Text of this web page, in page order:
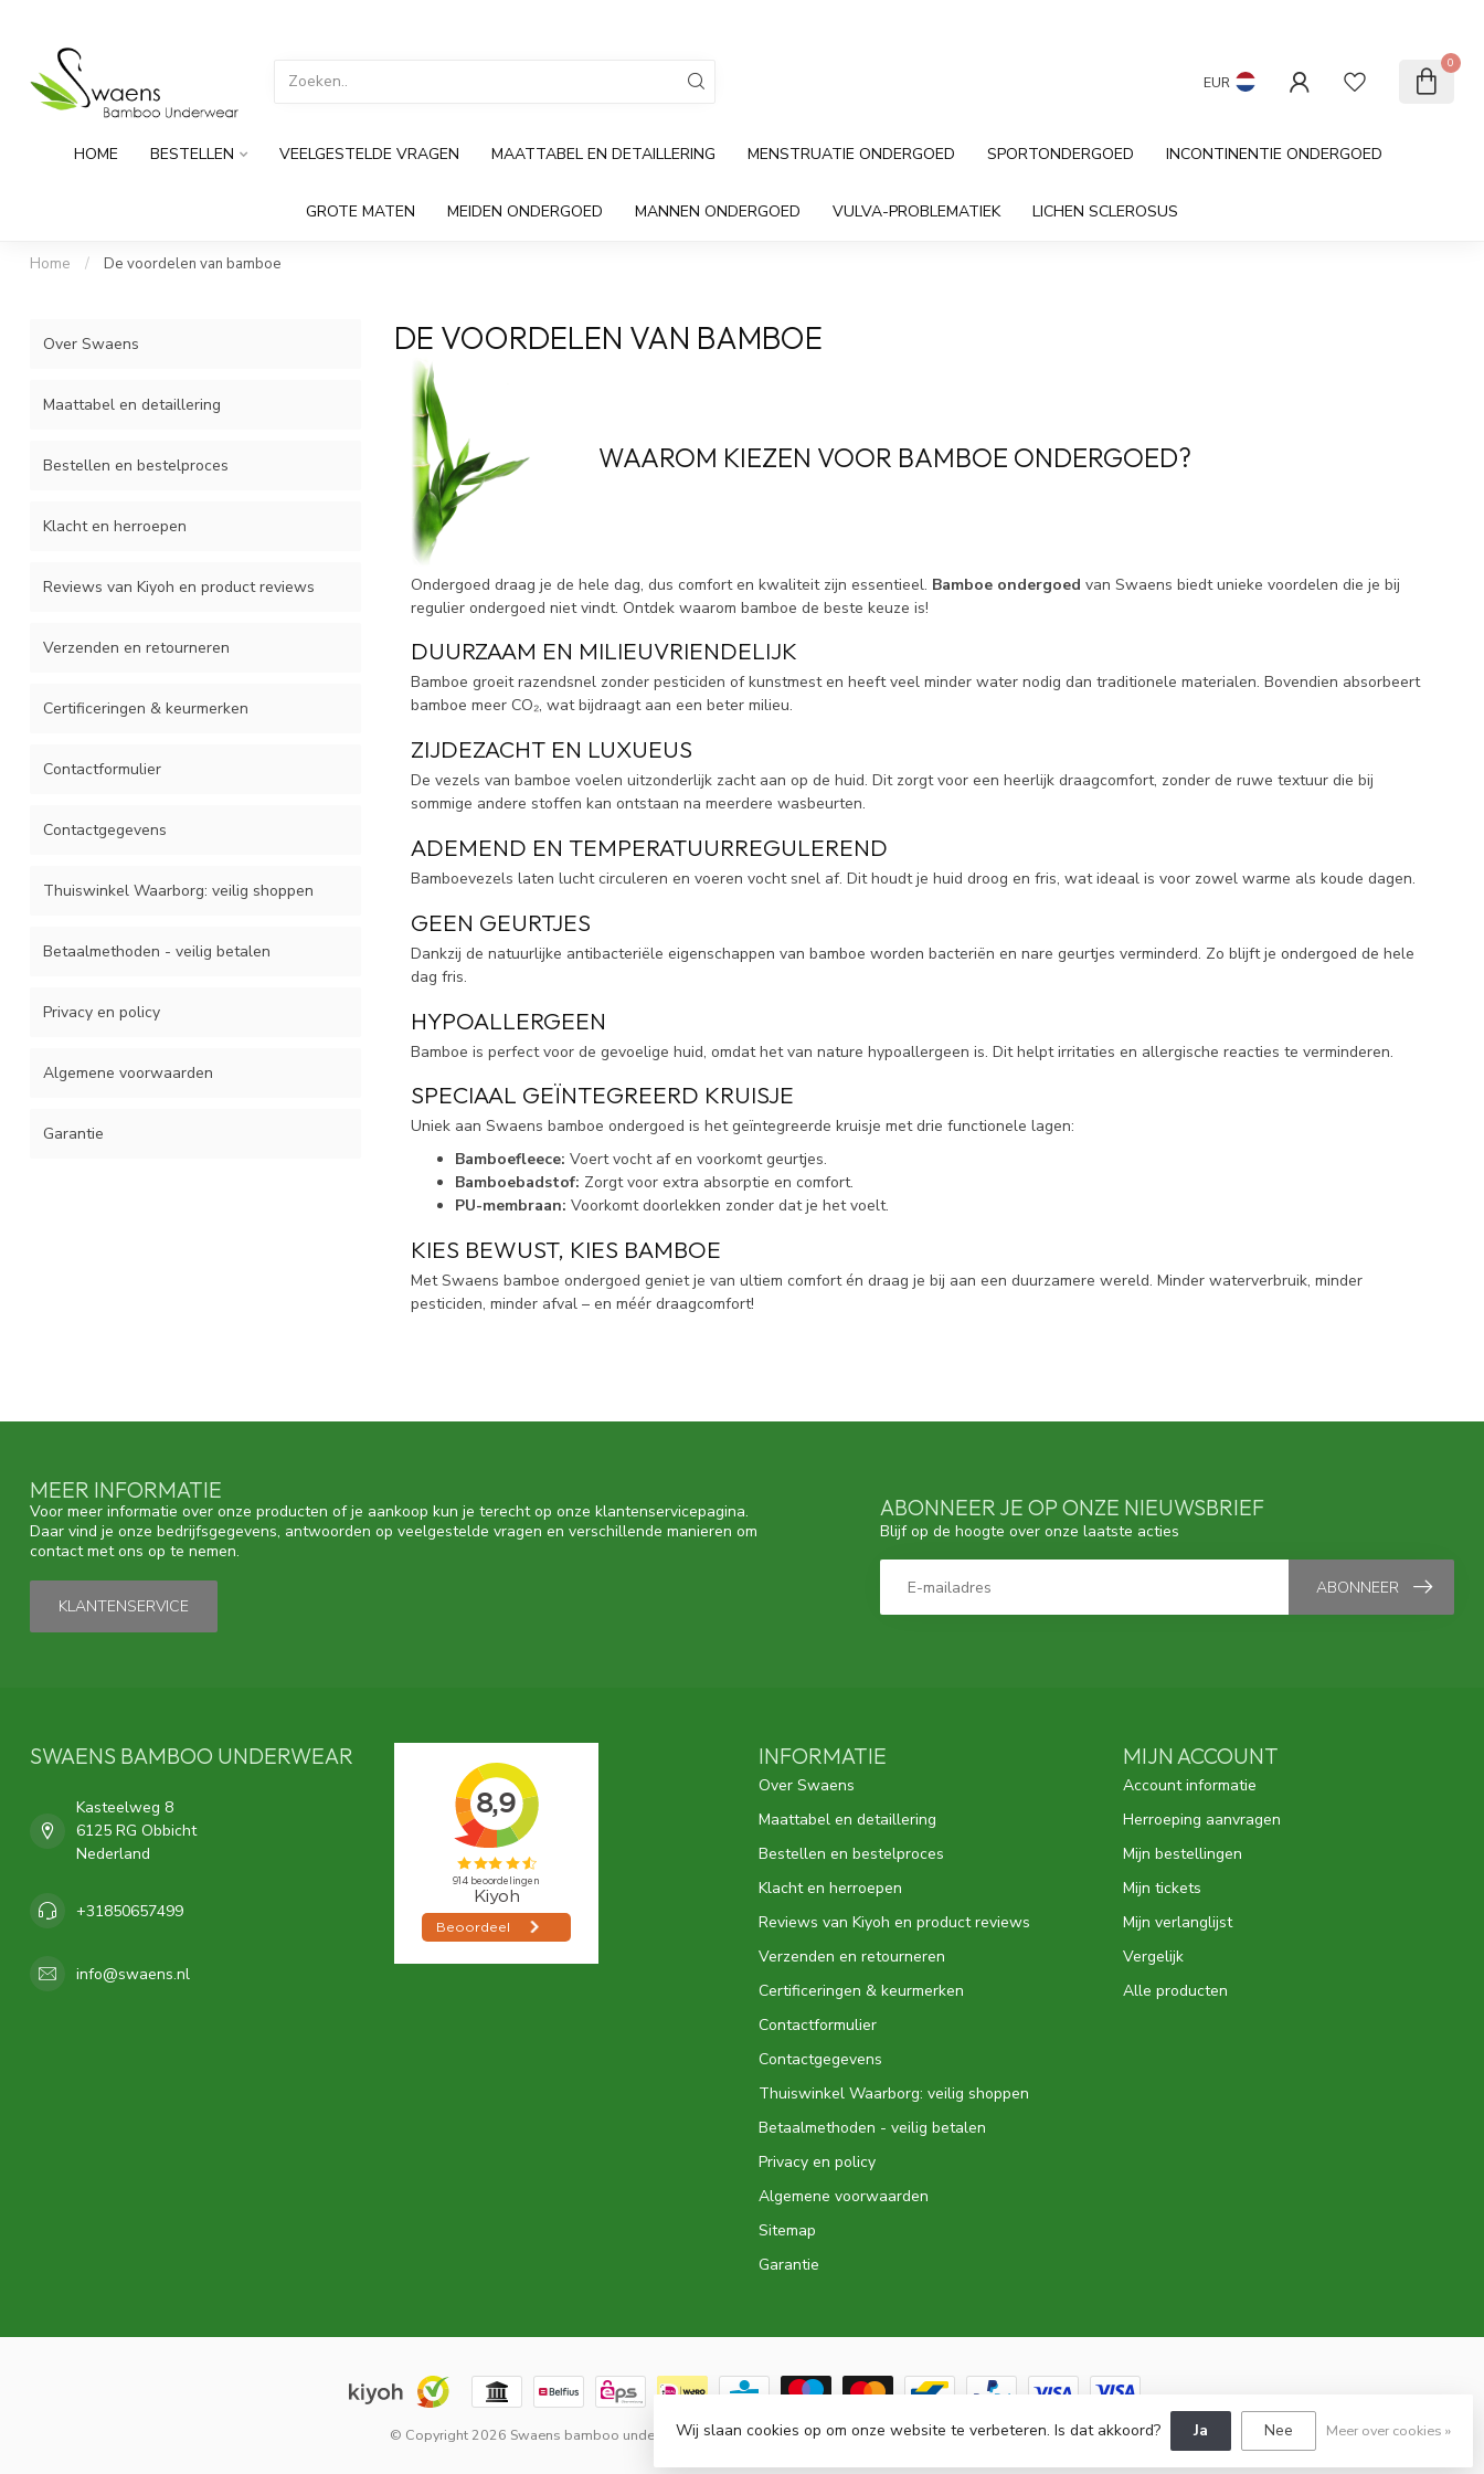
EUR
0
HOME BESTELLEN VEELGESTELDE VRAGEN MAATTABEL EN DETAILLERING MENSTRUATIE ONDERGOED SPORTONDERGOED INCONTINENTIE ONDERGOED
GROTE MATEN MEIDEN ONDERGOED MANNEN ONDERGOED VULVA-PROBLEMATIEK LICHEN SCLEROSUS
Home / De voordelen van bamboe
Over Swaens
Maattabel en detaillering
Bestellen en bestelproces
Klacht en herroepen
Reviews van Kiyoh en product reviews
Verzenden en retourneren
Certificeringen & keurmerken
Contactformulier
Contactgegevens
Thuiswinkel Waarborg: veilig shoppen
Betaalmethoden - veilig betalen
Privacy en policy
Algemene voorwaarden
Garantie
DE VOORDELEN VAN BAMBOE
WAAROM KIEZEN VOOR BAMBOE ONDERGOED?
Ondergoed draag je de hele dag, dus comfort en kwaliteit zijn essentieel. Bamboe ondergoed van Swaens biedt unieke voordelen die je bij
regulier ondergoed niet vindt. Ontdek waarom bamboe de beste keuze is!
DUURZAAM EN MILIEUVRIENDELIJK
Bamboe groeit razendsnel zonder pesticiden of kunstmest en heeft veel minder water nodig dan traditionele materialen. Bovendien absorbeert
bamboe meer CO₂, wat bijdraagt aan een beter milieu.
ZIJDEZACHT EN LUXUEUS
De vezels van bamboe voelen uitzonderlijk zacht aan op de huid. Dit zorgt voor een heerlijk draagcomfort, zonder de ruwe textuur die bij
sommige andere stoffen kan ontstaan na meerdere wasbeurten.
ADEMEND EN TEMPERATUURREGULEREND
Bamboevezels laten lucht circuleren en voeren vocht snel af. Dit houdt je huid droog en fris, wat ideaal is voor zowel warme als koude dagen.
GEEN GEURTJES
Dankzij de natuurlijke antibacteriële eigenschappen van bamboe worden bacteriën en nare geurtjes verminderd. Zo blijft je ondergoed de hele
dag fris.
HYPOALLERGEEN
Bamboe is perfect voor de gevoelige huid, omdat het van nature hypoallergeen is. Dit helpt irritaties en allergische reacties te verminderen.
SPECIAAL GEÏNTEGREERD KRUISJE
Uniek aan Swaens bamboe ondergoed is het geïntegreerde kruisje met drie functionele lagen:
Bamboefleece: Voert vocht af en voorkomt geurtjes.
Bamboebadstof: Zorgt voor extra absorptie en comfort.
PU-membraan: Voorkomt doorlekken zonder dat je het voelt.
KIES BEWUST, KIES BAMBOE
Met Swaens bamboe ondergoed geniet je van ultiem comfort én draag je bij aan een duurzamere wereld. Minder waterverbruik, minder
pesticiden, minder afval – en méér draagcomfort!
MEER INFORMATIE
Voor meer informatie over onze producten of je aankoop kun je terecht op onze klantenservicepagina.
Daar vind je onze bedrijfsgegevens, antwoorden op veelgestelde vragen en verschillende manieren om
contact met ons op te nemen.
KLANTENSERVICE
ABONNEER JE OP ONZE NIEUWSBRIEF
Blijf op de hoogte over onze laatste acties
ABONNEER
SWAENS BAMBOO UNDERWEAR
Kasteelweg 8
6125 RG Obbicht
Nederland
+31850657499
info@swaens.nl
INFORMATIE
Over Swaens
Maattabel en detaillering
Bestellen en bestelproces
Klacht en herroepen
Reviews van Kiyoh en product reviews
Verzenden en retourneren
Certificeringen & keurmerken
Contactformulier
Contactgegevens
Thuiswinkel Waarborg: veilig shoppen
Betaalmethoden - veilig betalen
Privacy en policy
Algemene voorwaarden
Sitemap
Garantie
MIJN ACCOUNT
Account informatie
Herroeping aanvragen
Mijn bestellingen
Mijn tickets
Mijn verlanglijst
Vergelijk
Alle producten
© Copyright 2026 Swaens bamboo underwear- Powered byLightspeed-Lightspeed designbyDyvelopment
Wij slaan cookies op om onze website te verbeteren. Is dat akkoord? Ja Nee Meer over cookies »